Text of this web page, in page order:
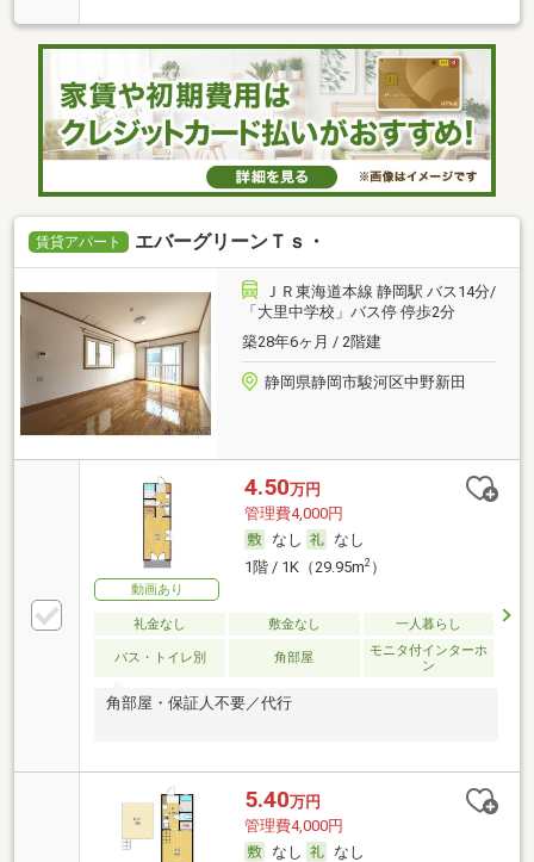
賃貸アパート エバーグリーンＴｓ・
ＪＲ東海道本線 静岡駅 バス14分/
「大里中学校」バス停 停歩2分
築28年6ヶ月 / 2階建
静岡県静岡市駿河区中野新田
動画あり
4.50万円
管理費4,000円
なし
なし
1階 / 1K（29.95m2）
礼金なし 敷金なし 一人暮らし
バス・トイレ別 角部屋
モニタ付インターホ
ン
角部屋・保証人不要／代行
5.40万円
管理費4,000円
なし
なし